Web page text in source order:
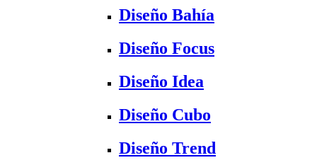
Diseño Bahía
Diseño Focus
Diseño Idea
Diseño Cubo
Diseño Trend